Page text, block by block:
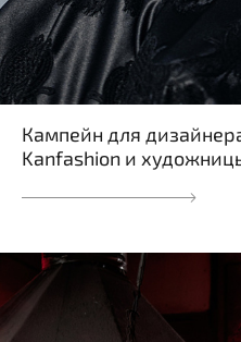
Кампейн для
Kanfashion и